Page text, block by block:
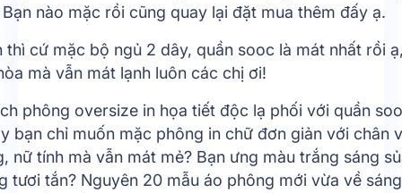
nào mặc rồi cũng quay lại đặt mua thêm đấy ạ.
thì cứ mặc bộ ngủ 2 dây, quần sooc là mát nhất rồi
mà vẫn mát lạnh luôn các chị ơi!
phông oversize in họa tiết độc lạ phối với quần
bạn chỉ muốn mặc phông in chữ đơn giản với chân
nữ tính mà vẫn mát mẻ? Bạn ưng màu trắng sáng
tươi tắn? Nguyên 20 mẫu áo phông mới vừa về